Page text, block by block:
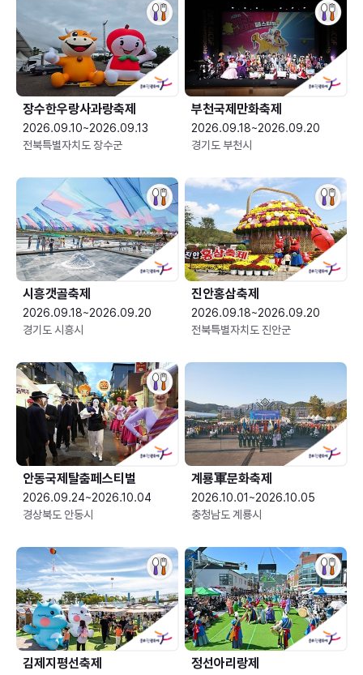
장수한우랑사과랑축제
2026.09.10~2026.09.13
전북특별자치도 장수군
부천국제만화축제
2026.09.18~2026.09.20
경기도 부천시
시흥갯골축제
2026.09.18~2026.09.20
경기도 시흥시
진안홍삼축제
2026.09.18~2026.09.20
전북특별자치도 진안군
안동국제탈춤페스티벌
2026.09.24~2026.10.04
경상북도 안동시
2026.10.01~2026.10.05
충청남도 계룡시
김제지평선축제 정선아리랑제